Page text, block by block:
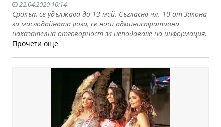
22.04.2020 10:14
Срокът се удължава до 13 май. Съгласно чл. 10 от Закона
за маслодайната роза, се носи административна
наказателна отговорност за неподаване на информация.
Прочети още